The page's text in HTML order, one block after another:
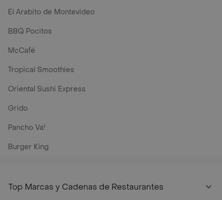
El Arabito de Montevideo
BBQ Pocitos
McCafé
Tropical Smoothies
Oriental Sushi Express
Grido
Pancho Va!
Burger King
Top Marcas y Cadenas de Restaurantes